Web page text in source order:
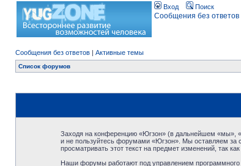
Вход Поиск
Сообщения без ответов
Сообщения без ответов | Активные темы
Список форумов
Заходя на конференцию «Югзон» (в дальнейшем «мы»,
и не пользуйтесь форумами «Югзон». Мы оставляем за
просматривать этот текст на предмет изменений, так
Наши форумы работают под управлением программного